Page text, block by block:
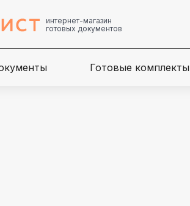
интернет-магазин
готовых документов
Готовые комплекты